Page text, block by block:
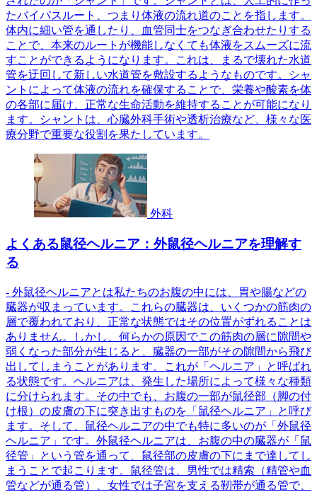
たバイパスルート、つまり体液の流れ道のことを指します。
体内に細い管を通したり、血管同士をつなぎ合わせたりする
ことで、本来のルートが機能しなくても体液をスムーズに流
すことができるようになります。これは、まるで壊れた水道
管を迂回して新しい水道管を敷設するようなものです。シャ
ントによって体液の流れを確保することで、栄養や酸素を体
の各部に届け、正常な生命活動を維持することが可能になり
ます。シャントは、心臓外科手術や透析治療など、様々な医
療分野で重要な役割を果たしています。
外科
よくある鼠径ヘルニア：外鼠径ヘルニアを理解す
る
- 外鼠径ヘルニアとは私たちのお腹の中には、胃や腸などの
臓器が収まっています。これらの臓器は、いくつかの筋肉の
層で覆われており、正常な状態ではその位置がずれることは
ありません。しかし、何らかの原因でこの筋肉の層に隙間や
弱くなった部分が生じると、臓器の一部がその隙間から飛び
出してしまうことがあります。これが「ヘルニア」と呼ばれ
る状態です。ヘルニアは、発生した場所によって様々な種類
に分けられます。その中でも、お腹の一部が鼠径部（脚の付
け根）の皮膚の下に突き出すものを「鼠径ヘルニア」と呼び
ます。そして、鼠径ヘルニアの中でも特に多いのが「外鼠径
ヘルニア」です。外鼠径ヘルニアは、お腹の中の臓器が「鼠
径管」という管を通って、鼠径部の皮膚の下にまで達してし
まうことで起こります。鼠径管は、男性では精索（精管や血
管などが通る管）、女性では子宮を支える靭帯が通る管で、